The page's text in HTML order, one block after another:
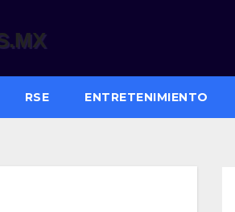
RSE ENTRETENIMIENTO